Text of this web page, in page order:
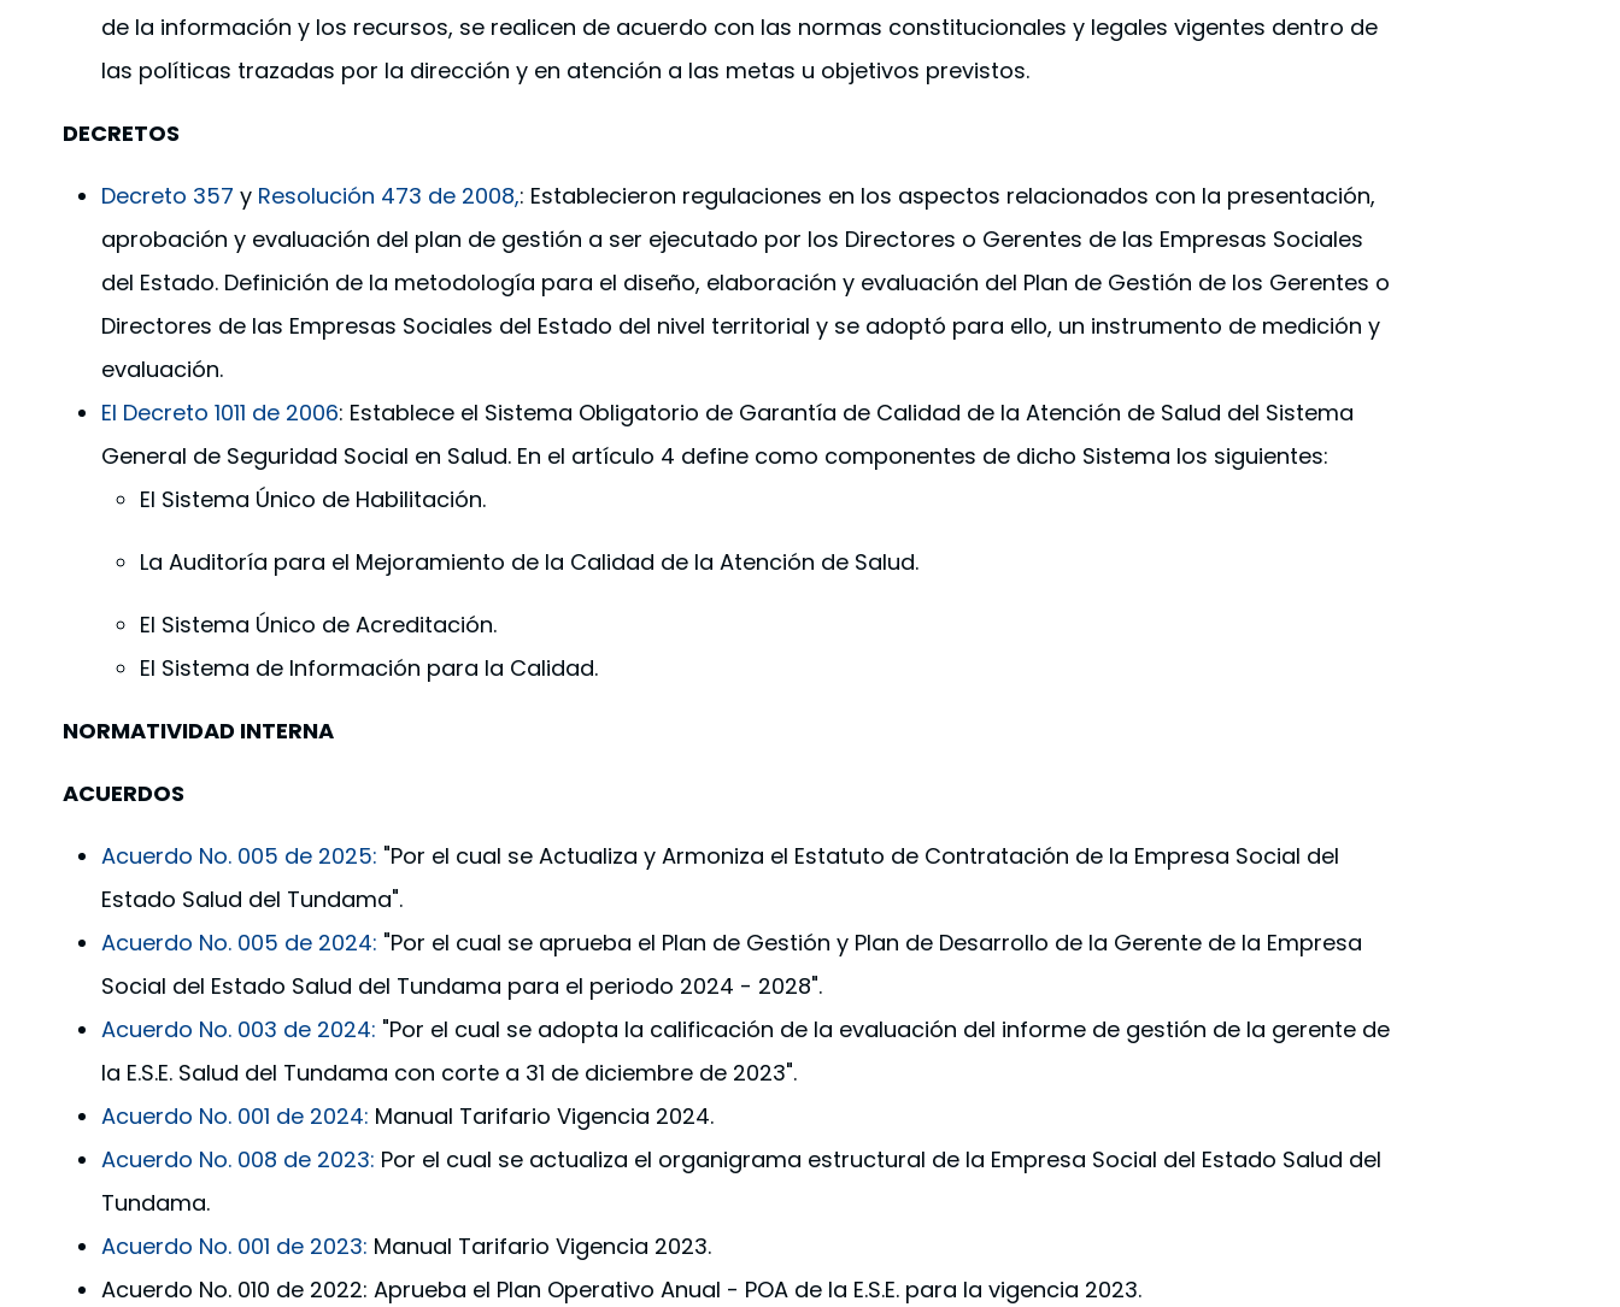
de la información y los recursos, se realicen de acuerdo con las normas constitucionales y legales vigentes dentro de
las políticas trazadas por la dirección y en atención a las metas u objetivos previstos.
DECRETOS
Decreto 357 y Resolución 473 de 2008,: Establecieron regulaciones en los aspectos relacionados con la presentación,
aprobación y evaluación del plan de gestión a ser ejecutado por los Directores o Gerentes de las Empresas Sociales
del Estado. Definición de la metodología para el diseño, elaboración y evaluación del Plan de Gestión de los Gerentes o
Directores de las Empresas Sociales del Estado del nivel territorial y se adoptó para ello, un instrumento de medición y
evaluación.
El Decreto 1011 de 2006: Establece el Sistema Obligatorio de Garantía de Calidad de la Atención de Salud del Sistema
General de Seguridad Social en Salud. En el artículo 4 define como componentes de dicho Sistema los siguientes:
El Sistema Único de Habilitación.
La Auditoría para el Mejoramiento de la Calidad de la Atención de Salud.
El Sistema Único de Acreditación.
El Sistema de Información para la Calidad.
NORMATIVIDAD INTERNA
ACUERDOS
Acuerdo No. 005 de 2025: "Por el cual se Actualiza y Armoniza el Estatuto de Contratación de la Empresa Social del
Estado Salud del Tundama".
Acuerdo No. 005 de 2024: "Por el cual se aprueba el Plan de Gestión y Plan de Desarrollo de la Gerente de la Empresa
Social del Estado Salud del Tundama para el periodo 2024 - 2028".
Acuerdo No. 003 de 2024: "Por el cual se adopta la calificación de la evaluación del informe de gestión de la gerente de
la E.S.E. Salud del Tundama con corte a 31 de diciembre de 2023".
Acuerdo No. 001 de 2024: Manual Tarifario Vigencia 2024.
Acuerdo No. 008 de 2023: Por el cual se actualiza el organigrama estructural de la Empresa Social del Estado Salud del
Tundama.
Acuerdo No. 001 de 2023: Manual Tarifario Vigencia 2023.
Acuerdo No. 010 de 2022: Aprueba el Plan Operativo Anual - POA de la E.S.E. para la vigencia 2023.